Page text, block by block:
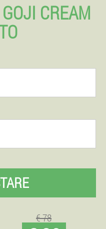
CREAM
€ 78